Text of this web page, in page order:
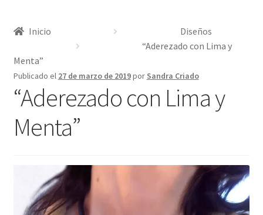
hijo
Filosofía de marca
Contacto
Mi cuenta
Inicio
Diseños
“Aderezado con Lima y
Menta”
Publicado el 27 de marzo de 2019por Sandra Criado
“Aderezado con Lima y
Menta”